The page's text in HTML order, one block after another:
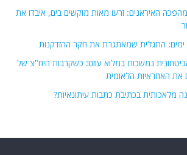
האיראנים: זרעו מאות מוקשים בים, איבדו את
התגלית שמאתגרת את חקר ההזדקנות
נמשכות במלוא עוזם: כשקרבות היח"צ של
האחראיות הלאומית
מלאכותית בכתיבת כתבות עיתונאיות?